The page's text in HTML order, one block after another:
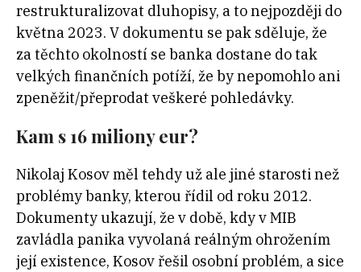
restrukturalizovat dluhopisy, a to nejpozději do
května 2023. V dokumentu se pak sděluje, že
za těchto okolností se banka dostane do tak
velkých finančních potíží, že by nepomohlo ani
zpeněžit/přeprodat veškeré pohledávky.
Kam s 16 miliony eur?
Nikolaj Kosov měl tehdy už ale jiné starosti než
problémy banky, kterou řídil od roku 2012.
Dokumenty ukazují, že v době, kdy v MIB
zavládla panika vyvolaná reálným ohrožením
její existence, Kosov řešil osobní problém, a sice